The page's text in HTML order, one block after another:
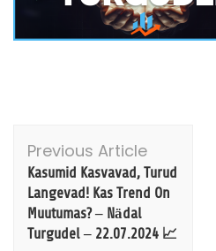
Post
Navigation
Previous Article
Kasumid Kasvavad, Turud
Langevad! Kas Trend On
Muutumas? – Nädal
Turgudel – 22.07.2024 📈